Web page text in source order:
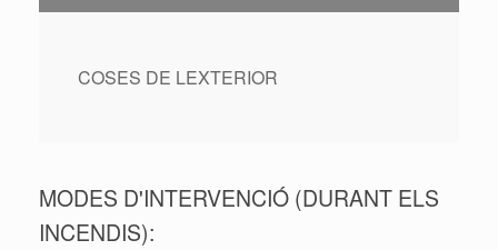
COSES DE LEXTERIOR
MODES D'INTERVENCIÓ (DURANT ELS
INCENDIS):